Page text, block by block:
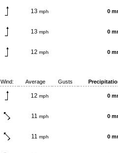
13 mph 0
13 mph 0
12 mph 0
Wind: Average Gusts
12 mph 0
11 mph 0
11 mph 0